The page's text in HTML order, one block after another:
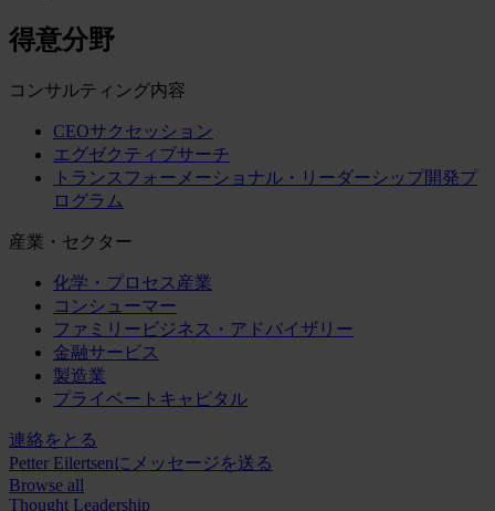
得意分野
コンサルティング内容
CEOサクセッション
エグゼクティブサーチ
トランスフォーメーショナル・リーダーシップ開発プ
ログラム
産業・セクター
化学・プロセス産業
コンシューマー
ファミリービジネス・アドバイザリー
金融サービス
製造業
プライベートキャピタル
連絡をとる
Petter Eilertsenにメッセージを送る
Browse all
Thought Leadership